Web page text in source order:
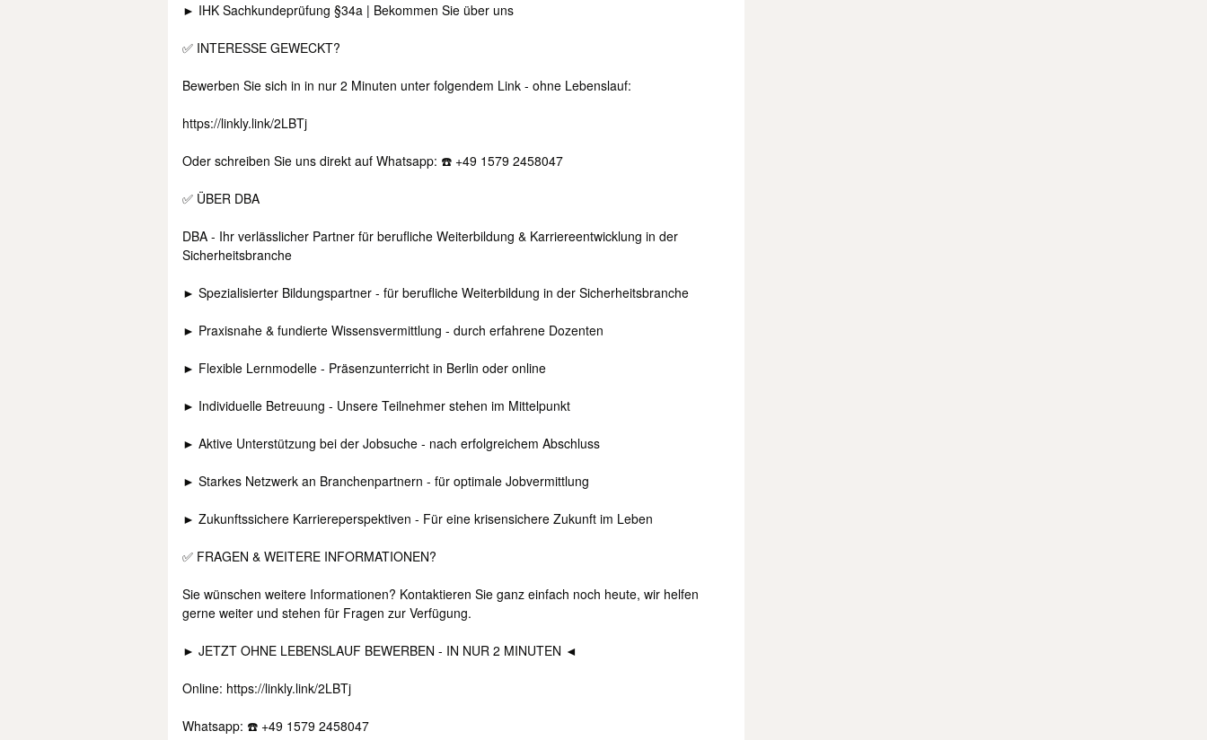
► IHK Sachkundeprüfung §34a | Bekommen Sie über uns
✅ INTERESSE GEWECKT?
Bewerben Sie sich in in nur 2 Minuten unter folgendem Link - ohne Lebenslauf:
https://linkly.link/2LBTj
Oder schreiben Sie uns direkt auf Whatsapp: ☎️ +49 1579 2458047
✅ ÜBER DBA
DBA - Ihr verlässlicher Partner für berufliche Weiterbildung & Karriereentwicklung in der
Sicherheitsbranche
► Spezialisierter Bildungspartner - für berufliche Weiterbildung in der Sicherheitsbranche
► Praxisnahe & fundierte Wissensvermittlung - durch erfahrene Dozenten
► Flexible Lernmodelle - Präsenzunterricht in Berlin oder online
► Individuelle Betreuung - Unsere Teilnehmer stehen im Mittelpunkt
► Aktive Unterstützung bei der Jobsuche - nach erfolgreichem Abschluss
► Starkes Netzwerk an Branchenpartnern - für optimale Jobvermittlung
► Zukunftssichere Karriereperspektiven - Für eine krisensichere Zukunft im Leben
✅ FRAGEN & WEITERE INFORMATIONEN?
Sie wünschen weitere Informationen? Kontaktieren Sie ganz einfach noch heute, wir helfen
gerne weiter und stehen für Fragen zur Verfügung.
► JETZT OHNE LEBENSLAUF BEWERBEN - IN NUR 2 MINUTEN ◄
Online: https://linkly.link/2LBTj
Whatsapp: ☎️ +49 1579 2458047